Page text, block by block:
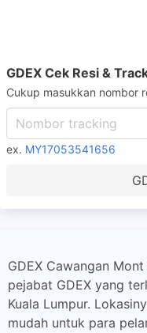
GDEX Cek Resi &
Cukup masukkan nombor
ex. MY17053541656
GDEX Cawangan
pejabat GDEX yang
Kuala Lumpur.
mudah untuk para